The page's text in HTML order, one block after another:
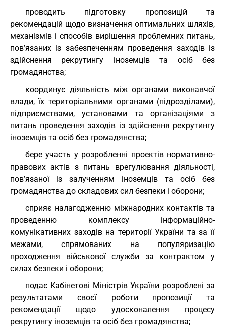
проводить підготовку пропозицій та
рекомендацій щодо визначення оптимальних шляхів,
механізмів і способів вирішення проблемних питань,
пов’язаних із забезпеченням проведення заходів із
здійснення рекрутингу іноземців та осіб без
громадянства;
координує діяльність між органами виконавчої
влади, їх територіальними органами (підрозділами),
підприємствами, установами та організаціями з
питань проведення заходів із здійснення рекрутингу
іноземців та осіб без громадянства;
бере участь у розробленні проектів нормативно-
правових актів з питань врегулювання діяльності,
пов’язаної із залученням іноземців та осіб без
громадянства до складових сил безпеки і оборони;
сприяє налагодженню міжнародних контактів та
проведенню комплексу інформаційно-
комунікативних заходів на території України та за її
межами, спрямованих на популяризацію
проходження військової служби за контрактом у
силах безпеки і оборони;
подає Кабінетові Міністрів України розроблені за
результатами своєї роботи пропозиції та
рекомендації щодо удосконалення процесу
рекрутингу іноземців та осіб без громадянства;